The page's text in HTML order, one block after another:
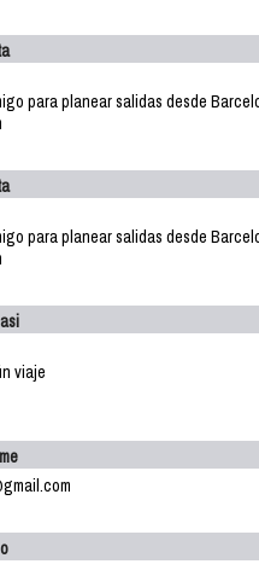
para planear salidas desde
para planear salidas desde
viaje